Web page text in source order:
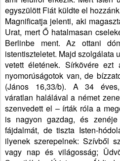
egyszülött Fiát küldte el
Magnificatja jelenti, aki
Urat, mert Ő hatalmasan
Berlinbe ment. Az ottani
istentiszteletet. Majd szolgálata
vetett életének. Sírkövére ezt
nyomorúságotok van, de
(János 16,33/b). A 34
váratlan halálával a német
szenvedett el – írták róla a
is nagyon gazdag, és
fájdalmát, de tiszta Isten-
ilyenek szerepelnek: Szívből
vagy nap és világosság;